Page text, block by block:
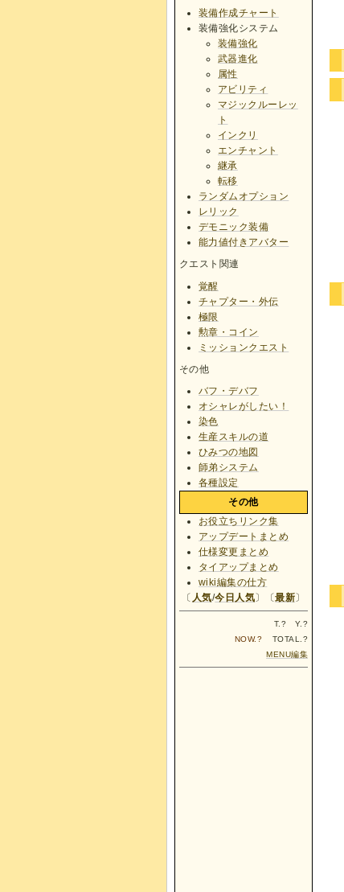
装備作成チャート
装備強化システム
装備強化
武器進化
属性
アビリティ
マジックルーレッ
ト
インクリ
エンチャント
継承
転移
ランダムオプション
レリック
デモニック装備
能力値付きアバター
クエスト関連
覚醒
チャプター・外伝
極限
勲章・コイン
ミッションクエスト
その他
バフ・デバフ
オシャレがしたい！
染色
生産スキルの道
ひみつの地図
師弟システム
各種設定
その他
お役立ちリンク集
アップデートまとめ
仕様変更まとめ
タイアップまとめ
wiki編集の仕方
〔 人気/今日人気〕〔最新〕
T.? Y.?
NOW.? TOTAL.?
MENU編集